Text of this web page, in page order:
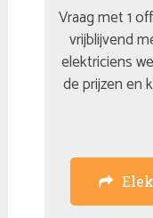
Vraag met 1
vrijblijvend
elektriciens
de prijzen en